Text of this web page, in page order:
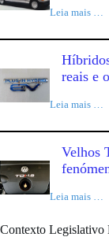
Leia mais …
reais e
Leia mais …
Velhos
Leia mais …
Contexto Legislativo